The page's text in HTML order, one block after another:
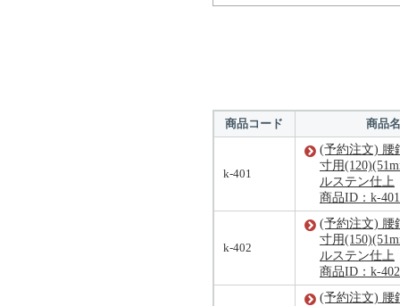
商品コード 商品名
k-401
(予約注文) 腰
寸用
ルステン仕上
商品ID：k-401
k-402
(予約注文) 腰
寸用
ルステン仕上
商品ID：k-402
(予約注文) 腰